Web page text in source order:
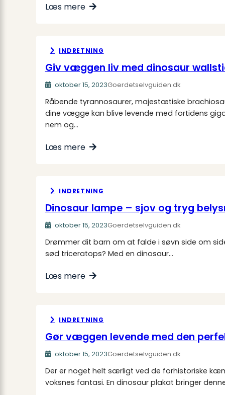
Læs mere
INDRETNING
Giv væggen liv med dinosaur
oktober 15, 2023Goerdetselvguiden.dk
Råbende tyrannosaurer, majestætiske
dine vægge kan blive levende med fortidens
nem og…
Læs mere
INDRETNING
Dinosaur lampe – sjov og tryg
oktober 15, 2023Goerdetselvguiden.dk
Drømmer dit barn om at falde i søvn side om
sød triceratops? Med en dinosaur…
Læs mere
INDRETNING
Gør væggen levende med den
oktober 15, 2023Goerdetselvguiden.dk
Der er noget helt særligt ved de forhistoriske
voksnes fantasi. En dinosaur plakat bringer